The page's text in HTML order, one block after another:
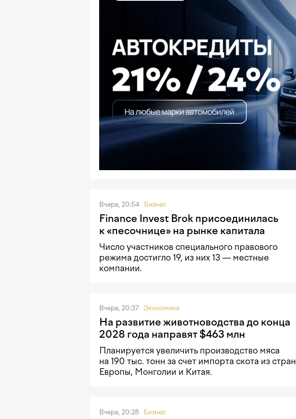
Вчера, 20:54 Бизнес
Finance Invest Brok присоединилась
к «песочнице» на рынке капитала
Число участников специального правового
режима достигло 19, из них 13 — местные
компании.
Вчера, 20:37 Экономика
На развитие животноводства до конца
2028 года направят $463 млн
Планируется увеличить производство мяса
на 190 тыс. тонн за счет импорта скота из стран
Европы, Монголии и Китая.
Вчера, 20:28 Бизнес